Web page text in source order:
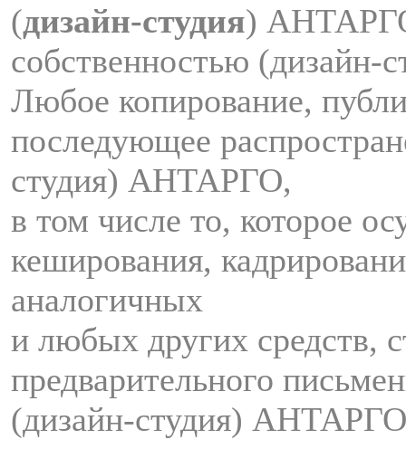
(дизайн-студия)
собственностью
Любое копирование,
последующее
студия) АНТАРГО,
в том числе то, которое
кеширования,
аналогичных
и любых других средств,
предварительного
(дизайн-студия)